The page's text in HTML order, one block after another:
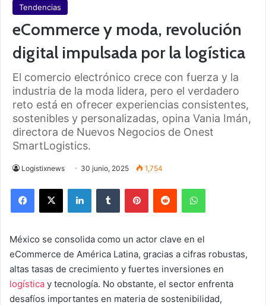
Tendencias
eCommerce y moda, revolución
digital impulsada por la logística
El comercio electrónico crece con fuerza y la
industria de la moda lidera, pero el verdadero
reto está en ofrecer experiencias consistentes,
sostenibles y personalizadas, opina Vania Imán,
directora de Nuevos Negocios de Onest
SmartLogistics.
Logistixnews 30 junio, 2025 1,754
México se consolida como un actor clave en el
eCommerce de América Latina, gracias a cifras robustas,
altas tasas de crecimiento y fuertes inversiones en
logística y tecnología. No obstante, el sector enfrenta
desafíos importantes en materia de sostenibilidad,